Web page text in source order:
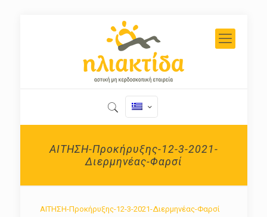
ΑΙΤΗΣΗ-Προκήρυξης-12-3-2021-
Διερμηνέας-Φαρσί
ΑΙΤΗΣΗ-Προκήρυξης-12-3-2021-Διερμηνέας-Φαρσί